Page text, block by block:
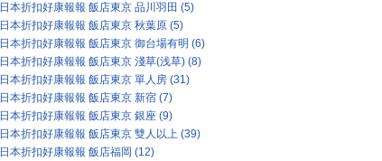
日本折扣好康報報 飯店東京 品川羽田 (5)
日本折扣好康報報 飯店東京 秋葉原 (5)
日本折扣好康報報 飯店東京 御台場有明 (6)
日本折扣好康報報 飯店東京 淺草(浅草) (8)
日本折扣好康報報 飯店東京 單人房 (31)
日本折扣好康報報 飯店東京 新宿 (7)
日本折扣好康報報 飯店東京 銀座 (9)
日本折扣好康報報 飯店東京 雙人以上 (39)
日本折扣好康報報 飯店福岡 (12)